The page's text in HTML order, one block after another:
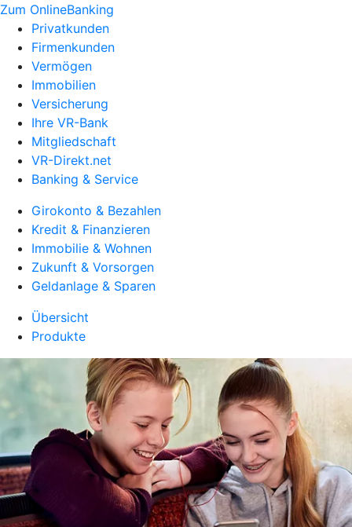
Zum OnlineBanking
Privatkunden
Firmenkunden
Vermögen
Immobilien
Versicherung
Ihre VR-Bank
Mitgliedschaft
VR-Direkt.net
Banking & Service
Girokonto & Bezahlen
Kredit & Finanzieren
Immobilie & Wohnen
Zukunft & Vorsorgen
Geldanlage & Sparen
Übersicht
Produkte